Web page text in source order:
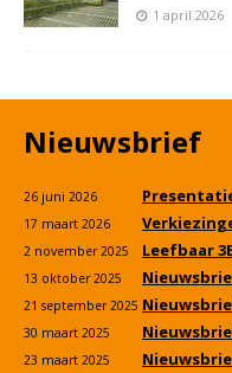
1 april 2026
Nieuwsbrief
26 juni 2026
17 maart 2026
2 november 2025 Leefbaar
13 oktober 2025
21 september 2025
30 maart 2025
23 maart 2025